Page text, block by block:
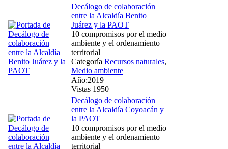
Decálogo de colaboración
entre la Alcaldía Benito
Juárez y la PAOT
10 compromisos por el medio
ambiente y el ordenamiento
territorial
Categoría Recursos naturales,
Medio ambiente
Año:2019
Vistas 1950
Decálogo de colaboración
entre la Alcaldía Coyoacán y
la PAOT
10 compromisos por el medio
ambiente y el ordenamiento
territorial